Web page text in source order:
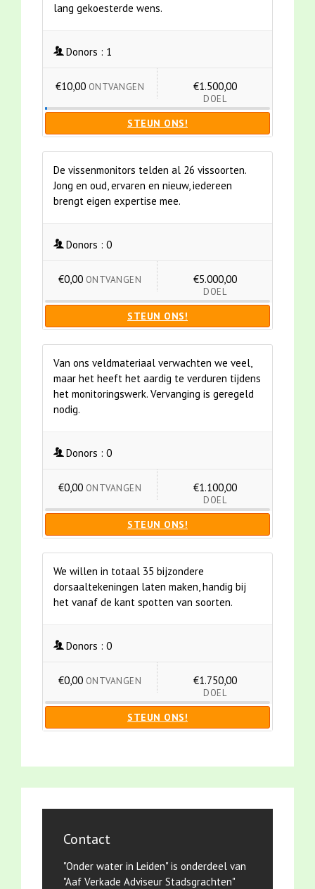
lang gekoesterde wens.
Donors : 1
€10,00 ONTVANGEN €1.500,00
DOEL
STEUN ONS!
De vissenmonitors telden al 26 vissoorten.
Jong en oud, ervaren en nieuw, iedereen
brengt eigen expertise mee.
Donors : 0
€0,00 ONTVANGEN €5.000,00
DOEL
STEUN ONS!
Van ons veldmateriaal verwachten we veel,
maar het heeft het aardig te verduren tijdens
het monitoringswerk. Vervanging is geregeld
nodig.
Donors : 0
€0,00 ONTVANGEN €1.100,00
DOEL
STEUN ONS!
We willen in totaal 35 bijzondere
dorsaaltekeningen laten maken, handig bij
het vanaf de kant spotten van soorten.
Donors : 0
€0,00 ONTVANGEN €1.750,00
DOEL
STEUN ONS!
Contact
"Onder water in Leiden" is onderdeel van
"Aaf Verkade Adviseur Stadsgrachten"